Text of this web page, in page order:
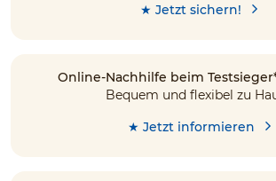
★ Jetzt sichern!
Online-Nachhilfe beim
Bequem und flexibel zu
★ Jetzt informieren